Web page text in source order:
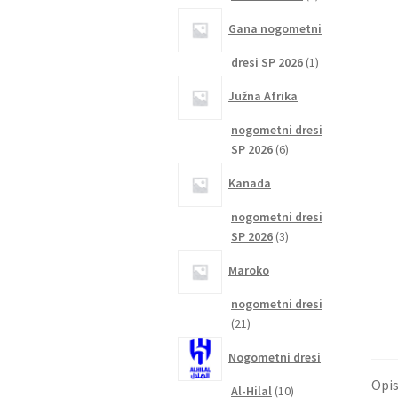
Opis
Gana nogometni
dresi SP 2026 11
Južna Afrika
nogometni dresi
SP 2026 66
Kanada
nogometni dresi
SP 2026 33
Maroko
nogometni dresi
2121
Nogometni dresi
Al-Hilal 1010